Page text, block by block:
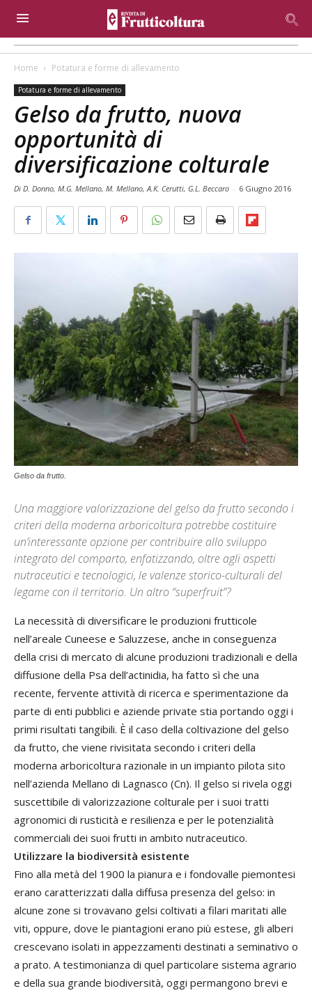
Home Potatura e forme di allevamento
Potatura e forme di allevamento
Gelso da frutto, nuova
opportunità di
diversificazione colturale
Di D. Donno, M.G. Mellano, M. Mellano, A.K. Cerutti, G.L. Beccaro - 6 Giugno 2016
Gelso da frutto.
Una maggiore valorizzazione del gelso da frutto secondo i
criteri della moderna arboricoltura potrebbe costituire
un’interessante opzione per contribuire allo sviluppo
integrato del comparto, enfatizzando, oltre agli aspetti
nutraceutici e tecnologici, le valenze storico-culturali del
legame con il territorio. Un altro “superfruit”?
La necessità di diversificare le produzioni frutticole
nell’areale Cuneese e Saluzzese, anche in conseguenza
della crisi di mercato di alcune produzioni tradizionali e della
diffusione della Psa dell’actinidia, ha fatto sì che una
recente, fervente attività di ricerca e sperimentazione da
parte di enti pubblici e aziende private stia portando oggi i
primi risultati tangibili. È il caso della coltivazione del gelso
da frutto, che viene rivisitata secondo i criteri della
moderna arboricoltura razionale in un impianto pilota sito
nell’azienda Mellano di Lagnasco (Cn). Il gelso si rivela oggi
suscettibile di valorizzazione colturale per i suoi tratti
agronomici di rusticità e resilienza e per le potenzialità
commerciali dei suoi frutti in ambito nutraceutico.
Utilizzare la biodiversità esistente
Fino alla metà del 1900 la pianura e i fondovalle piemontesi
erano caratterizzati dalla diffusa presenza del gelso: in
alcune zone si trovavano gelsi coltivati a filari maritati alle
viti, oppure, dove le piantagioni erano più estese, gli alberi
crescevano isolati in appezzamenti destinati a seminativo o
a prato. A testimonianza di quel particolare sistema agrario
e della sua grande biodiversità, oggi permangono brevi e